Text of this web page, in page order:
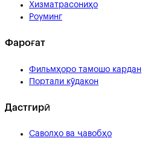
Хизматрасониҳо
Роуминг
Фароғат
Фильмҳоро тамошо кардан
Портали кӯдакон
Дастгирӣ
Саволҳо ва ҷавобҳо